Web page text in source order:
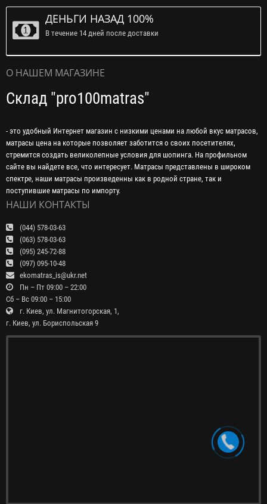
ДЕНЬГИ НАЗАД 100%
В течение 14 дней после доставки
О НАШЕМ МАГАЗИНЕ
Склад "pro100matras"
- это удобный Интернет магазин с низкими ценами на любой вкус матрасов,
матрасы цена на которые позволяет заботится о своих посетителях,
стремится создать великолепные условия для шопинга. На профильном
сайте вы найдете все, что интересует. Матрасы представлены в широком
спектре, наши матрасы произведенны как в родной стране, так и
поступившие матрасы по импорту.
НАШИ КОНТАКТЫ
(044) 578-03-63
(063) 578-03-63
(095) 245-72-88
(097) 095-10-48
ekomatras_is@ukr.net
Пн – Пт 09:00 – 22:00
Сб – Вс 09:00 – 15:00
г. Киев, ул. Магнитогорская, 1,
г. Киев, ул. Бориспольская 9